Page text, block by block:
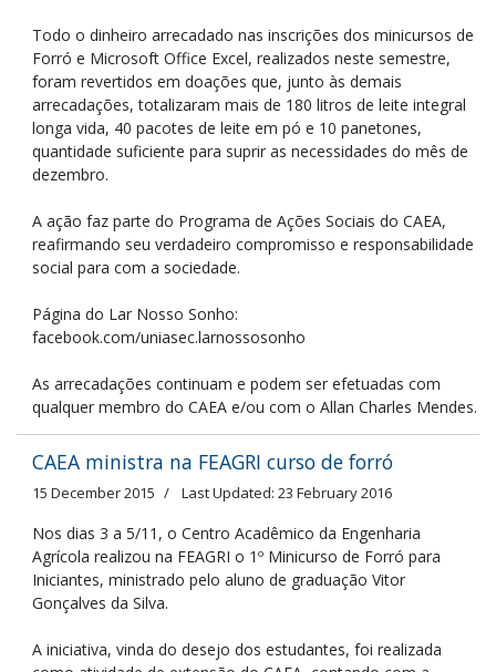
Todo o dinheiro arrecadado nas inscrições dos minicursos de
Forró e Microsoft Office Excel, realizados neste semestre,
foram revertidos em doações que, junto às demais
arrecadações, totalizaram mais de 180 litros de leite integral
longa vida, 40 pacotes de leite em pó e 10 panetones,
quantidade suficiente para suprir as necessidades do mês de
dezembro.
A ação faz parte do Programa de Ações Sociais do CAEA,
reafirmando seu verdadeiro compromisso e responsabilidade
social para com a sociedade.
Página do Lar Nosso Sonho:
facebook.com/uniasec.larnossosonho
As arrecadações continuam e podem ser efetuadas com
qualquer membro do CAEA e/ou com o Allan Charles Mendes.
CAEA ministra na FEAGRI curso de forró
15 December 2015 Last Updated: 23 February 2016
Nos dias 3 a 5/11, o Centro Acadêmico da Engenharia
Agrícola realizou na FEAGRI o 1º Minicurso de Forró para
Iniciantes, ministrado pelo aluno de graduação Vitor
Gonçalves da Silva.
A iniciativa, vinda do desejo dos estudantes, foi realizada